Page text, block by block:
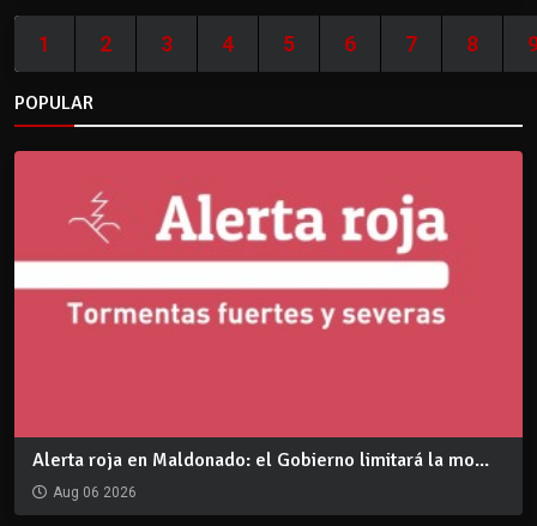
1 2 3 4 5 6 7 8
POPULAR
Alerta roja en Maldonado: el Gobierno limitará la mo...
Aug 06 2026